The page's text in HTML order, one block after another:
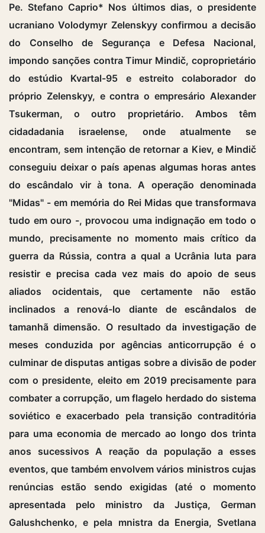
Pe. Stefano Caprio* Nos últimos dias, o presidente
ucraniano Volodymyr Zelenskyy confirmou a decisão
do Conselho de Segurança e Defesa Nacional,
impondo sanções contra Timur Mindič, coproprietário
do estúdio Kvartal-95 e estreito colaborador do
próprio Zelenskyy, e contra o empresário Alexander
Tsukerman, o outro proprietário. Ambos têm
cidadadania israelense, onde atualmente se
encontram, sem intenção de retornar a Kiev, e Mindič
conseguiu deixar o país apenas algumas horas antes
do escândalo vir à tona. A operação denominada
"Midas" - em memória do Rei Midas que transformava
tudo em ouro -, provocou uma indignação em todo o
mundo, precisamente no momento mais crítico da
guerra da Rússia, contra a qual a Ucrânia luta para
resistir e precisa cada vez mais do apoio de seus
aliados ocidentais, que certamente não estão
inclinados a renová-lo diante de escândalos de
tamanhã dimensão. O resultado da investigação de
meses conduzida por agências anticorrupção é o
culminar de disputas antigas sobre a divisão de poder
com o presidente, eleito em 2019 precisamente para
combater a corrupção, um flagelo herdado do sistema
soviético e exacerbado pela transição contraditória
para uma economia de mercado ao longo dos trinta
anos sucessivos A reação da população a esses
eventos, que também envolvem vários ministros cujas
renúncias estão sendo exigidas (até o momento
apresentada pelo ministro da Justiça, German
Galushchenko, e pela mnistra da Energia, Svetlana